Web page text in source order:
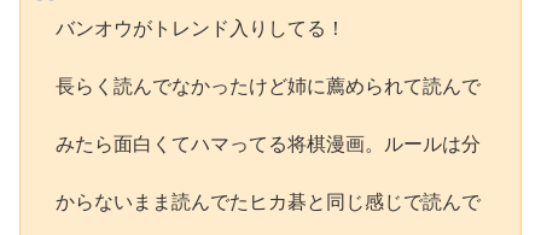
バンオウがトレンド入りしてる！
長らく読んでなかったけど姉に薦められて読んで
みたら面白くてハマってる将棋漫画。ルールは分
からないまま読んでたヒカ碁と同じ感じで読んで